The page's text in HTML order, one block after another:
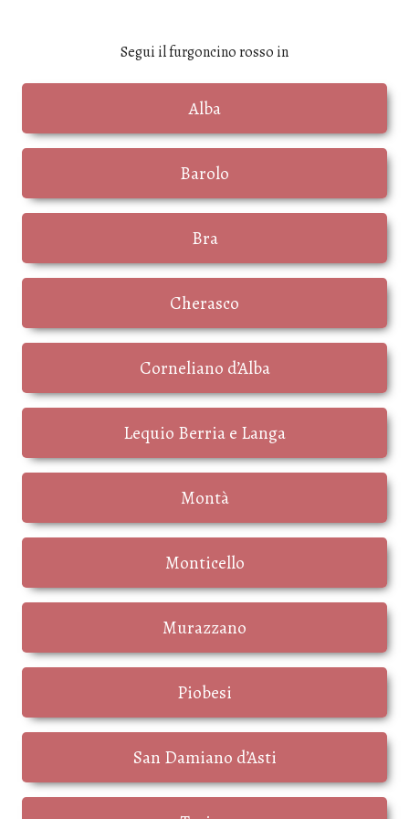
Segui il furgoncino rosso in
Alba
Barolo
Bra
Cherasco
Corneliano d’Alba
Lequio Berria e Langa
Montà
Monticello
Murazzano
Piobesi
San Damiano d’Asti